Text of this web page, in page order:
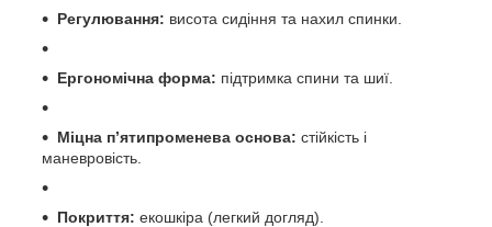
Регулювання: висота сидіння та нахил спинки.
Ергономічна форма: підтримка спини та шиї.
Міцна п’ятипроменева основа: стійкість і
маневровість.
Покриття: екошкіра (легкий догляд).